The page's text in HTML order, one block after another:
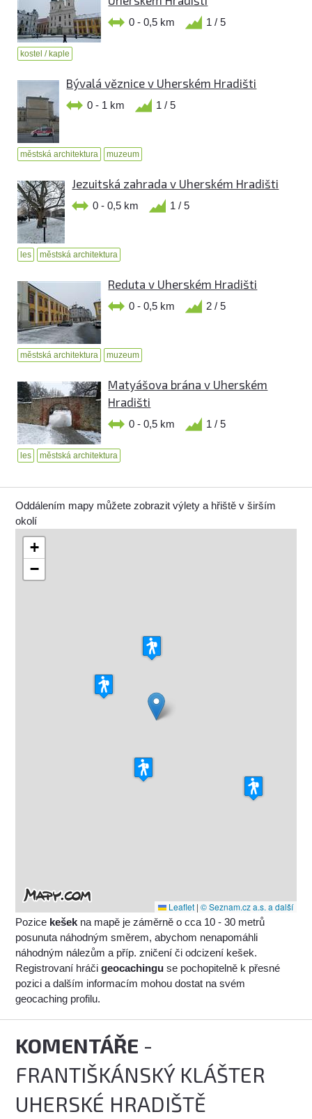
0 - 0,5 km 1 / 5
kostel / kaple
Bývalá věznice v Uherském Hradišti
0 - 1 km 1 / 5
městská architektura muzeum
Jezuitská zahrada v Uherském Hradišti
0 - 0,5 km 1 / 5
les městská architektura
Reduta v Uherském Hradišti
0 - 0,5 km 2 / 5
městská architektura muzeum
Matyášova brána v Uherském
Hradišti
0 - 0,5 km 1 / 5
les městská architektura
Oddálením mapy můžete zobrazit výlety a hřiště v širším
okolí
+
−
Leaflet | © Seznam.cz a.s. a další
Pozice kešek na mapě je záměrně o cca 10 - 30 metrů
posunuta náhodným směrem, abychom nenapomáhli
náhodným nálezům a příp. zničení či odcizení kešek.
Registrovaní hráčigeocachingu se pochopitelně k přesné
pozici a dalším informacím mohou dostat na svém
geocaching profilu.
KOMENTÁŘE -
FRANTIŠKÁNSKÝ KLÁŠTER
UHERSKÉ HRADIŠTĚ